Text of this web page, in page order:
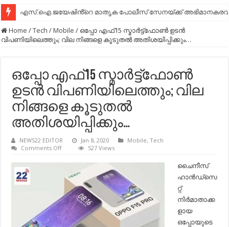
എസ്.ഐ.ജയേഷിൻ്റെ മാതൃക പോലീസ് സേനയ്ക്ക്
Home /Tech /Mobile / ഒപ്പോ എഫ്15 സ്മാര്‍ട്ട്ഫോണ്‍ ഉടന്‍
വിപണിയിലെത്തും; വില നിങ്ങളെ കൂടുതല്‍ അതിശയിപ്പിക്കും…
ഒപ്പോ എഫ്15 സ്മാര്‍ട്ട്ഫോണ്‍
ഉടന്‍ വിപണിയിലെത്തും; വില
നിങ്ങളെ കൂടുതല്‍
അതിശയിപ്പിക്കും…
NEWS22 EDITOR Jan 8, 2020 Mobile,Tech
Comments Offon
എഫ്15
ഉടന്‍
വിപണിയിലെത്തും;
വില
നിങ്ങളെ
കൂടുതല്‍
അതിശയിപ്പിക്കും…
527 Views
ചൈനീസ്
ഹാന്‍ഡ്‌സെ
റ്റ്
നിര്‍മാതാക്ക
ളായ
ഒപ്പോയുടെ